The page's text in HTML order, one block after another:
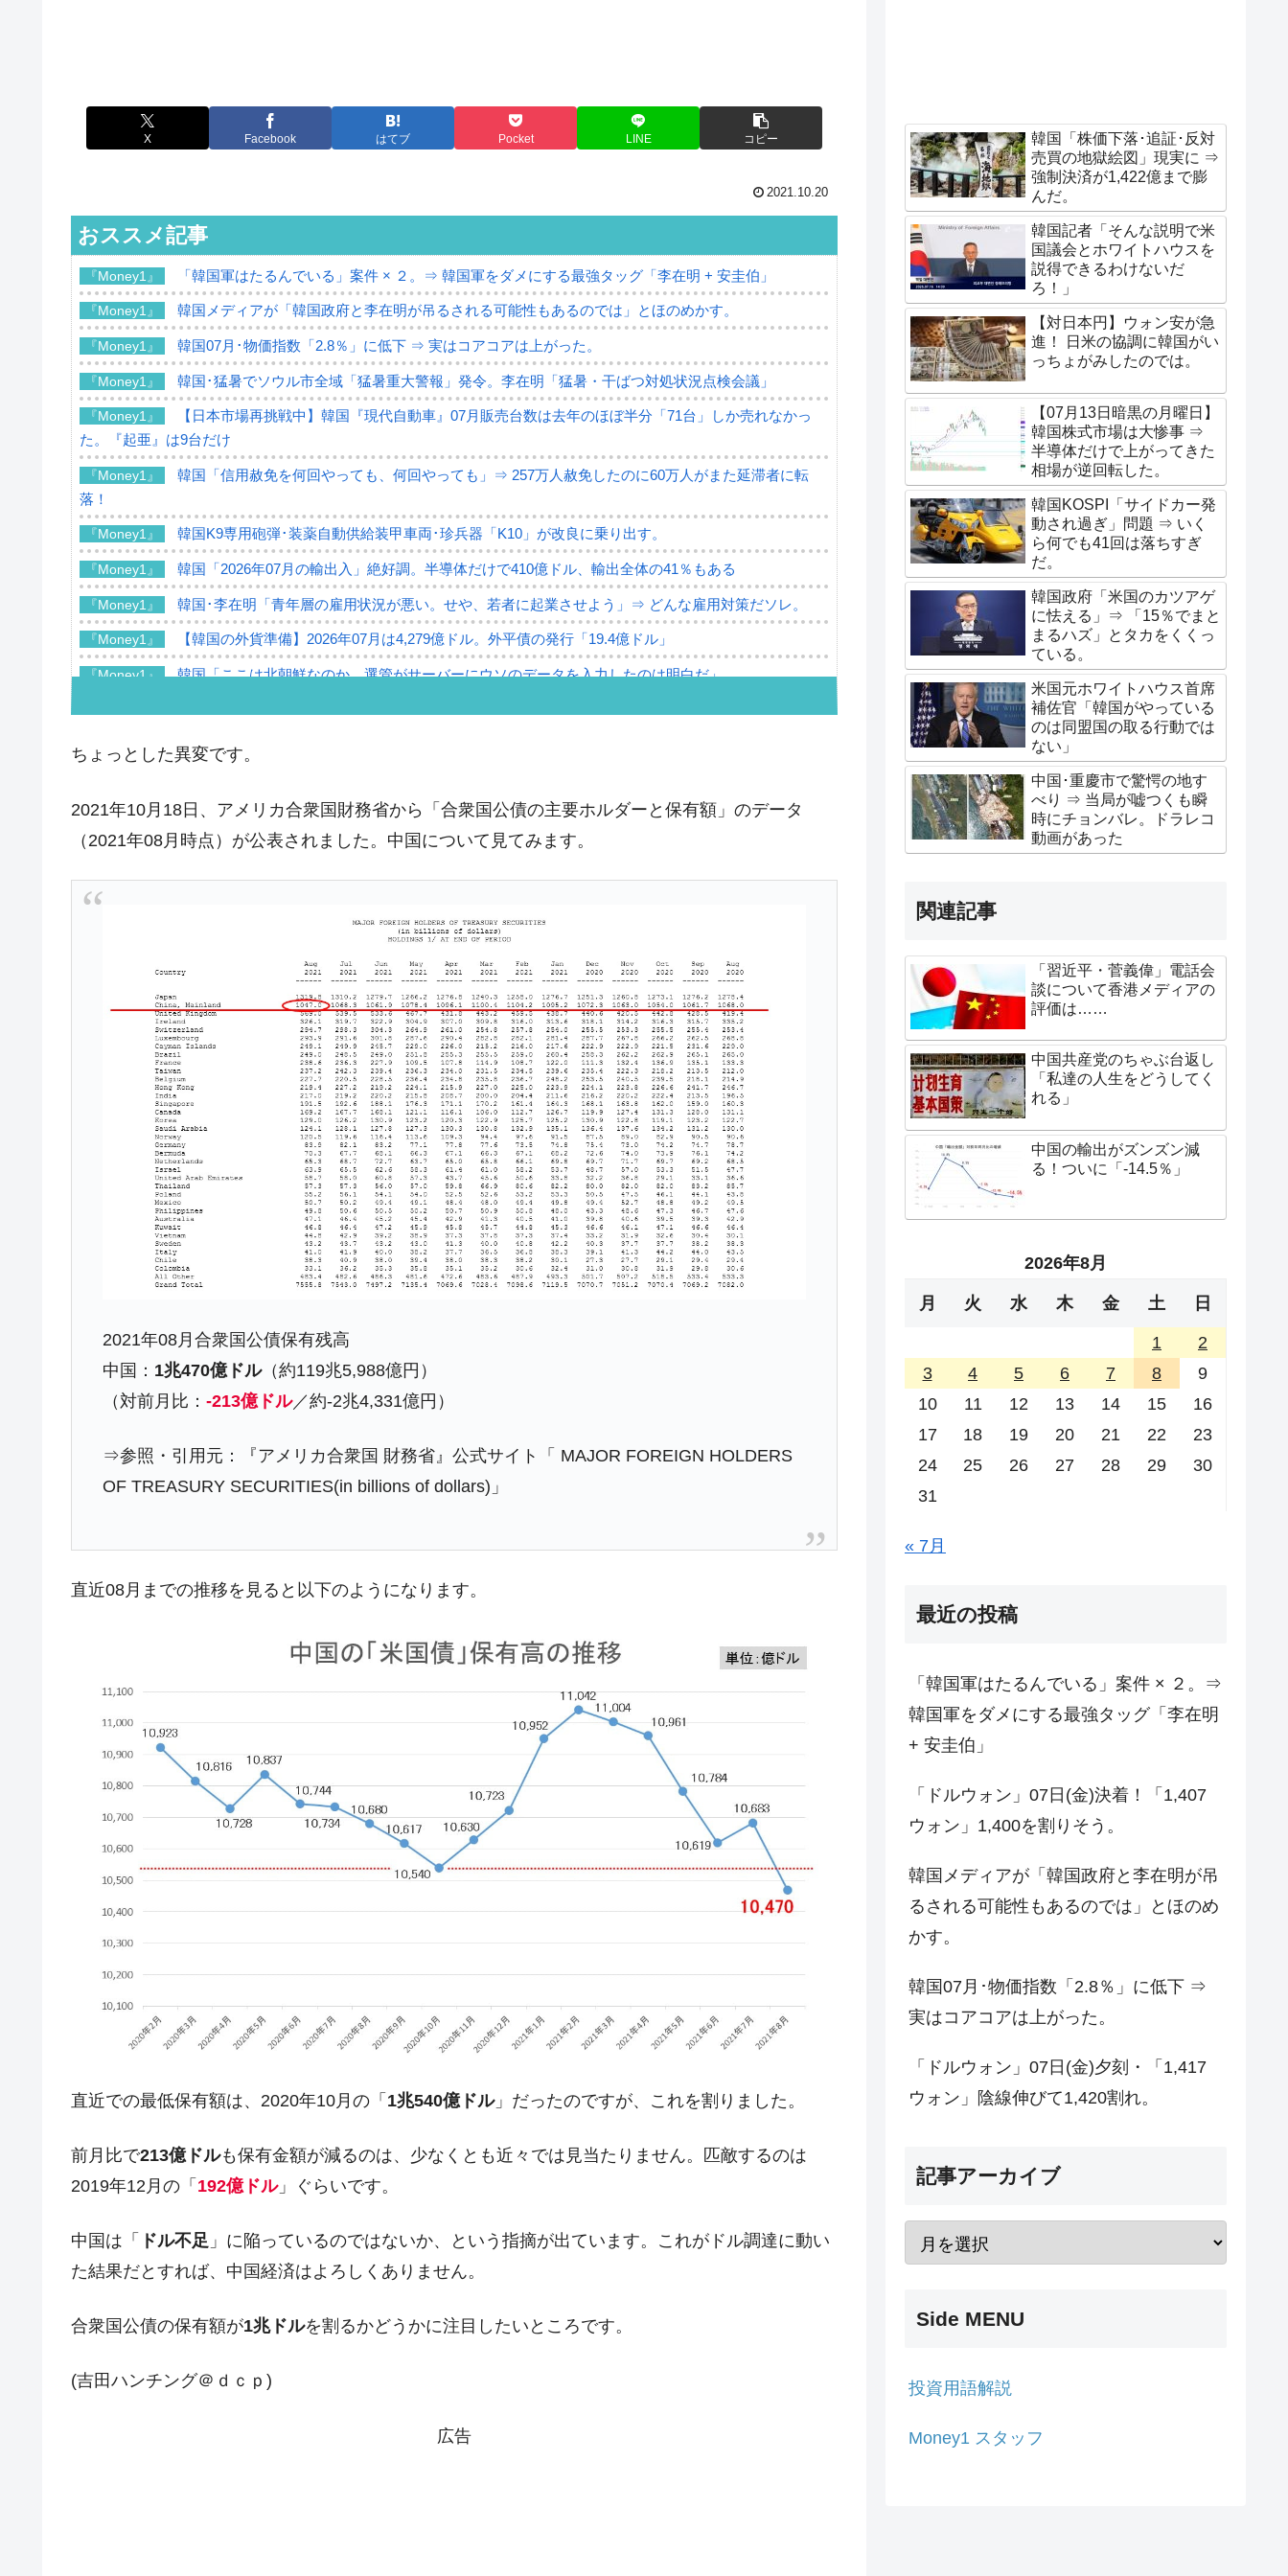
X Facebook はてブ Pocket LINE コピー
2021.10.20
おススメ記事
『Money1』 「韓国軍はたるんでいる」案件 × ２。⇒ 韓国軍をダメにする最強タッグ「李在明 + 安圭伯」
『Money1』 韓国メディアが「韓国政府と李在明が吊るされる可能性もあるのでは」とほのめかす。
『Money1』 韓国07月･物価指数「2.8％」に低下 ⇒ 実はコアコアは上がった。
『Money1』 韓国･猛暑でソウル市全域「猛暑重大警報」発令。李在明「猛暑・干ばつ対処状況点検会議」
『Money1』
【日本市場再挑戦中】韓国『現代自動車』07月販売台数は去年のほぼ半分「71台」しか売れなかっ
た。『起亜』は9台だけ
『Money1』
韓国「信用赦免を何回やっても、何回やっても」⇒ 257万人赦免したのに60万人がまた延滞者に転
落！
『Money1』 韓国K9専用砲弾･装薬自動供給装甲車両･珍兵器「K10」が改良に乗り出す。
『Money1』 韓国「2026年07月の輸出入」絶好調。半導体だけで410億ドル、輸出全体の41％もある
『Money1』 韓国･李在明「青年層の雇用状況が悪い。せや、若者に起業させよう」⇒ どんな雇用対策だソレ。
『Money1』 【韓国の外貨準備】2026年07月は4,279億ドル。外平債の発行「19.4億ドル」
『Money1』 韓国「ここは北朝鮮なのか。選管がサーバーにウソのデータを入力したのは明白だ」
『Money1』 韓国は「中国と同じく」投資に不適格な国だ。
『Money1』 韓国･外為取引量「1日当たり1,214.4億ドル」まで拡大 ⇒ 海外資金の動きに強く左右される状態
『Money1』 韓国･帰ってきた李在明。李在明を支持しない「50.5％」に上昇
『Money1』
韓国大統領府ボンクラ政策室長が告発された ⇒ 国家が行った恐るべき株価操作であり、空前の国政
壟断
韓国･警察職員が「丸刈りになって抗議活動」
『Money1』 中国だけが鉄鋼輸出を異常増加させる ⇒ 中国の過剰生産が世界を蝕む。
『Money1』 韓国製造業「半導体絶好調」のウラで他業種は全般的「不調」⇒ PSIが示す現況は決して良くない。
『Money1』 【米韓激突案件】韓国消費者院が『クーパン』1人当たり賠償10万ウォンを認定 ⇒ 総額3兆7,000億
『Money1』 韓国で猛暑。南東部では干ばつ
『Money1』 韓国型イージス搭載の次世代駆逐艦「KDDX」1番艦、2032年竣工と公示
『Money1』 【対日本円】ウォン安が急進！ 日米の協調に韓国がいっちょがみしたのでは。
『Money1』
韓国政府『BYD』車への補助金を全廃 ⇒ 実は韓国で『BYD』車は売れている。6カ月で対前年同期比
『Money1』
在韓米国大使スティールが着韓！⇒ さっそく空港に詰めかけ「出て行け！」「極右勢力」のプラカー
ドを掲げる「在韓反米勢力」
『Money1』 JPモルガン「韓国レバレッジETFの清算はほぼ終わった」
『Money1』 韓国『国民年金公団』株価暴落で200兆蒸発。
『Money1』 韓国政府「ニセＫ-ブランドを通報しようキャンペーン」⇒ あの名物教授も登場！
『Money1』 韓国「橋が落ちました」⇒ 耐久性「なさすぎ」では。
『Money1』 韓国鉄鋼最大手『POSCO』ズブズブ沈む。営業利益80.2％も減少
韓国･加徳島新国際空港「またも暗礁」の危機 ⇒ 10.7兆では損が出るからできない。
Fact1
Fact1 今話題の「楽天ライオンズ」とは？
Fact1 奇跡の毛色「白毛馬」とは？
Fact1 全て勝つといくら？ 競馬GI競走で勝利騎手がもらえる賞金とは？
Fact1 平成仮面ライダーの意外すぎるモチーフとは？
ちょっとした異変です。
2021年10月18日、アメリカ合衆国財務省から「合衆国公債の主要ホルダーと保有額」のデータ
（2021年08月時点）が公表されました。中国について見てみます。
2021年08月合衆国公債保有残高
中国： 1兆470億ドル（約119兆5,988億円）
（対前月比：-213億ドル／約-2兆4,331億円）
⇒参照・引用元：『アメリカ合衆国 財務省』公式サイト「 MAJOR FOREIGN HOLDERS
OF TREASURY SECURITIES(in billions of dollars)」
直近08月までの推移を見ると以下のようになります。
直近での最低保有額は、2020年10月の「 1兆540億ドル」だったのですが、これを割りました。
前月比で213億ドルも保有金額が減るのは、少なくとも近々では見当たりません。匹敵するのは
2019年12月の「 192億ドル」ぐらいです。
中国は「 ドル不足 」に陥っているのではないか、という指摘が出ています。これがドル調達に動い
た結果だとすれば、中国経済はよろしくありません。
合衆国公債の保有額が1兆ドルを割るかどうかに注目したいところです。
(吉田ハンチング＠ｄｃｐ)
広告
韓国「株価下落･追証･反対
売買の地獄絵図」現実に ⇒
強制決済が1,422億まで膨
んだ。
韓国記者「そんな説明で米
国議会とホワイトハウスを
説得できるわけないだ
ろ！」
【対日本円】ウォン安が急
進！ 日米の協調に韓国がい
っちょがみしたのでは。
【07月13日暗黒の月曜日】
韓国株式市場は大惨事 ⇒
半導体だけで上がってきた
相場が逆回転した。
韓国KOSPI「サイドカー発
動され過ぎ」問題 ⇒ いく
ら何でも41回は落ちすぎ
だ。
韓国政府「米国のカツアゲ
に怯える」⇒ 「15％でまと
まるハズ」とタカをくくっ
ている。
米国元ホワイトハウス首席
補佐官「韓国がやっている
のは同盟国の取る行動では
ない」
中国･重慶市で驚愕の地す
べり ⇒ 当局が嘘つくも瞬
時にチョンバレ。ドラレコ
動画があった
関連記事
「習近平・菅義偉」電話会
談について香港メディアの
評価は……
中国共産党のちゃぶ台返し
「私達の人生をどうしてく
れる」
中国の輸出がズンズン減
る！ついに「-14.5％」
2026年8月
月 火 水 木 金 土 日
1
2
3
4 5 6 7 8
9
10
11 12 13 14 15
16
17
18 19 20 21 22
23
24
25 26 27 28 29
30
31
« 7月
最近の投稿
「韓国軍はたるんでいる」案件 × ２。⇒
韓国軍をダメにする最強タッグ「李在明
+ 安圭伯」
「ドルウォン」07日(金)決着！「1,407
ウォン」1,400を割りそう。
韓国メディアが「韓国政府と李在明が吊
るされる可能性もあるのでは」とほのめ
かす。
韓国07月･物価指数「2.8％」に低下 ⇒
実はコアコアは上がった。
「ドルウォン」07日(金)夕刻・「1,417
ウォン」陰線伸びて1,420割れ。
記事アーカイブ
Side MENU
投資用語解説
Money1 スタッフ